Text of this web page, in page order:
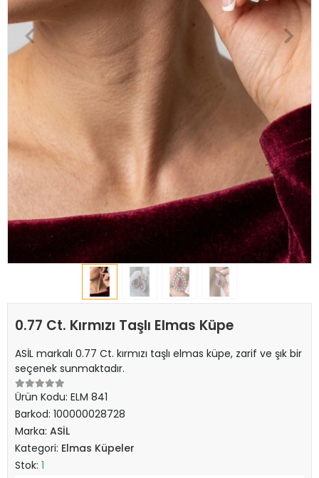
0.77 Ct. Kırmızı Taşlı Elmas Küpe
ASİL markalı 0.77 Ct. kırmızı taşlı elmas küpe, zarif ve şık bir
seçenek sunmaktadır.
Ürün Kodu: ELM 841
Barkod: 100000028728
Marka: ASİL
Kategori: Elmas Küpeler
Stok: 1